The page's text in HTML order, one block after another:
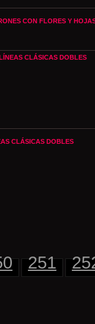
CON FLORES Y
CLÁSICAS DOBLES
251